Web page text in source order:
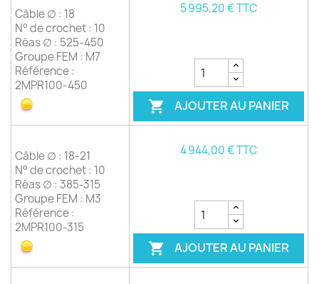
Câble ∅ : 18
N° de crochet : 10
Réas ∅ : 525-450
Groupe FEM : M7
Référence :
2MPR100-450
5 995,20 € TTC
 AJOUTER AU PANIER
Câble ∅ : 18-21
N° de crochet : 10
Réas ∅ : 385-315
Groupe FEM : M3
Référence :
2MPR100-315
4 944,00 € TTC
 AJOUTER AU PANIER